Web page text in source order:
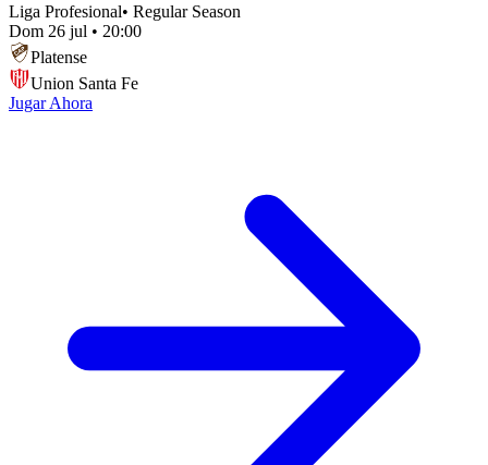
Liga Profesional• Regular Season
Dom 26 jul • 20:00
Platense
Union Santa Fe
Jugar Ahora